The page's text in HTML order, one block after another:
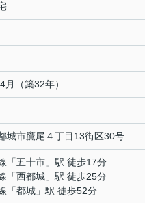
月（築32年）
城市鷹尾 ４丁目13街区30号
「五十市 」駅 徒歩17分
「西都城 」駅 徒歩25分
「都城 」駅 徒歩52分